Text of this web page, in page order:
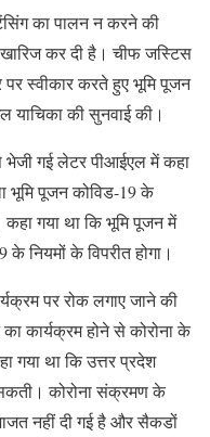
का पालन न करने की
कर दी है। चीफ जस्टिस
स्वीकार करते हुए भूमि पूजन
याचिका की सुनवाई की।
गई लेटर पीआईएल में कहा
भूमि पूजन कोविड-19 के
गया था कि भूमि पूजन में
नियमों के विपरीत होगा।
पर रोक लगाए जाने की
कार्यक्रम होने से कोरोना के
था कि उत्तर प्रदेश
कोरोना संक्रमण के
नहीं दी गई है और सैकडों